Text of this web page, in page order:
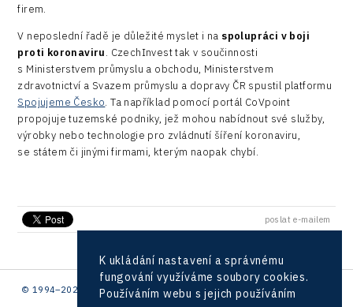
firem.
V neposlední řadě je důležité myslet i na spolupráci v boji
proti koronaviru. CzechInvest tak v součinnosti
s Ministerstvem průmyslu a obchodu, Ministerstvem
zdravotnictví a Svazem průmyslu a dopravy ČR spustil platformu
Spojujeme Česko. Ta například pomocí portál CoVpoint
propojuje tuzemské podniky, jež mohou nabídnout své služby,
výrobky nebo technologie pro zvládnutí šíření koronaviru,
se státem či jinými firmami, kterým naopak chybí.
poslat e-mailem
© 1994–2026 CzechInvest | .
K ukládání nastavení a správnému
fungování využíváme soubory cookies.
Používáním webu s jejich používáním